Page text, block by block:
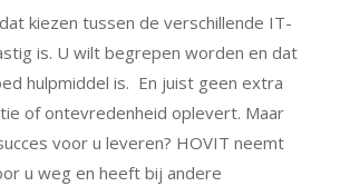
kiezen tussen de verschillende IT-
is. U wilt begrepen worden en dat
hulpmiddel is. En juist geen extra
of ontevredenheid oplevert. Maar
voor u leveren? HOVIT neemt
u weg en heeft bij andere